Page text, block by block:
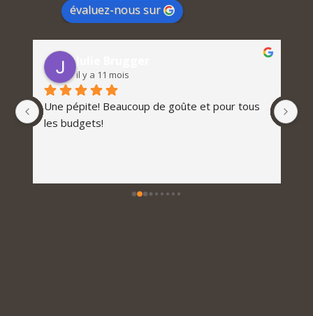
évaluez-nous sur
Julie Brugger
il y a 11 mois
Une pépite! Beaucoup de goûte et pour tous
les budgets!